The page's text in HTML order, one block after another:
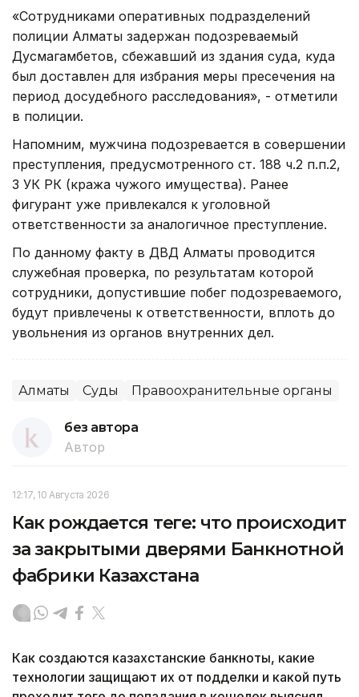
«Сотрудниками оперативных подразделений
полиции Алматы задержан подозреваемый
Дусмагамбетов, сбежавший из здания суда, куда
был доставлен для избрания меры пресечения на
период досудебного расследования», - отметили
в полиции.
Напомним, мужчина подозревается в совершении
преступления, предусмотренного ст. 188 ч.2 п.п.2,
3 УК РК (кража чужого имущества). Ранее
фигурант уже привлекался к уголовной
ответственности за аналогичное преступление.
По данному факту в ДВД Алматы проводится
служебная проверка, по результатам которой
сотрудники, допустившие побег подозреваемого,
будут привлечены к ответственности, вплоть до
увольнения из органов внутренних дел.
Алматы Суды Правоохранительные органы
без автора
Автор
12:17, 10 Августа 2026
Как рождается теңге: что происходит
за закрытыми дверями Банкнотной
фабрики Казахстана
Как создаются казахстанские банкноты, какие
технологии защищают их от подделки и какой путь